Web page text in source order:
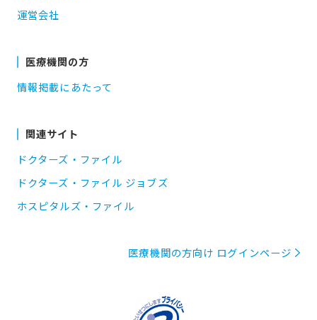
運営会社
医療機関の方
情報掲載にあたって
関連サイト
ドクターズ・ファイル
ドクターズ・ファイル ジョブズ
ホスピタルズ・ファイル
医療機関の方向け ログインページ